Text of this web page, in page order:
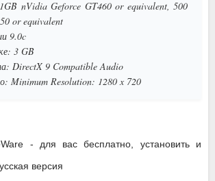
nVidia Geforce GT460 or equivalent, 500
or equivalent
9.0c
3 GB
DirectX 9 Compatible Audio
Minimum Resolution: 1280 x 720
- для вас бесплатно, установить и
версия